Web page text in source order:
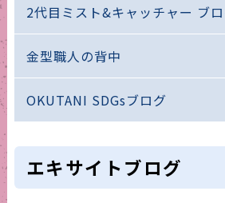
2代目ミスト&キャッチャー ブ
金型職人の背中
OKUTANI SDGsブログ
エキサイトブログ